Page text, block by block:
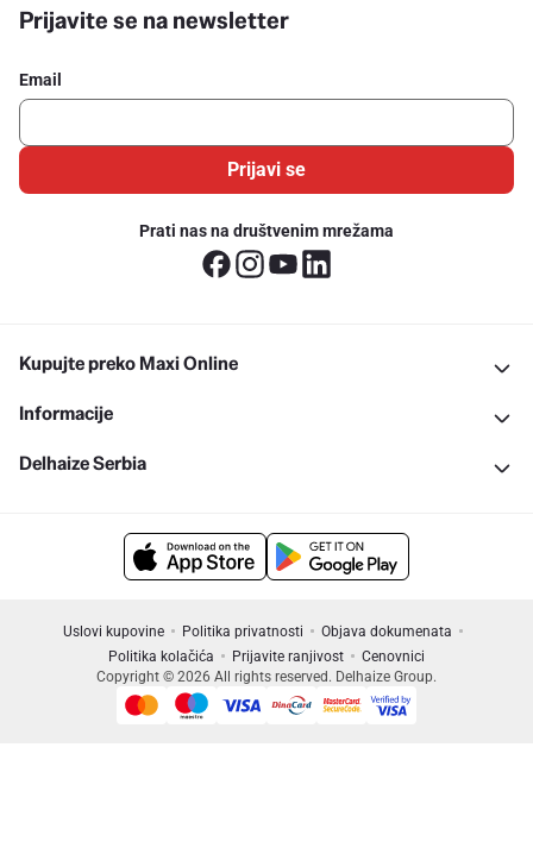
Prijavite se na newsletter
Email
Prijavi se
Prati nas na društvenim mrežama
Kupujte preko Maxi Online
Informacije
Delhaize Serbia
Uslovi kupovine Politika privatnosti
Objava dokumenata
Politika kolačića
Prijavite ranjivost
Cenovnici
Copyright © 2026 All rights reserved. Delhaize Group.